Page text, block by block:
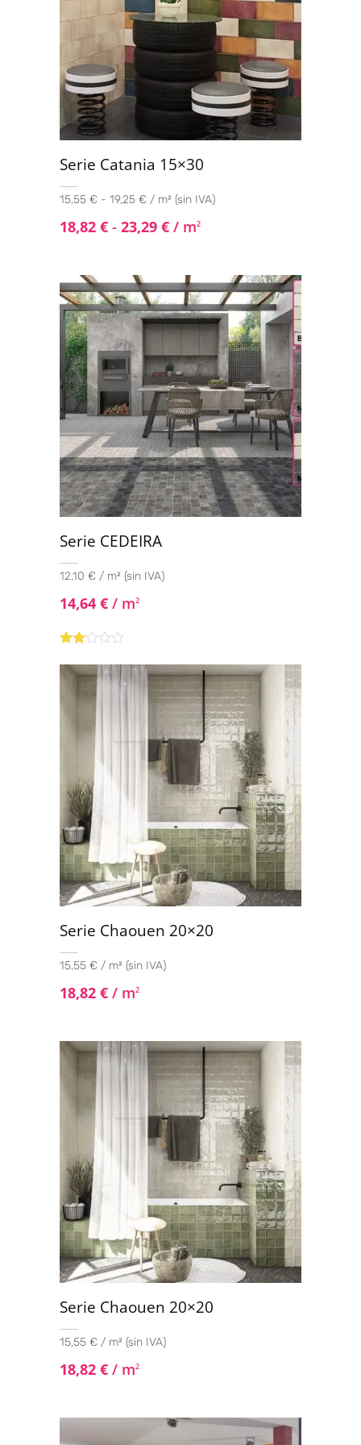
Serie Catania 15×30
15,55 € - 19,25 € / m² (sin IVA)
18,82 € - 23,29 € / m2
Serie CEDEIRA
12,10 € / m² (sin IVA)
14,64 € / m2
con
2.00
Serie Chaouen 20×20
15,55 € / m² (sin IVA)
18,82 € / m2
Serie Chaouen 20×20
15,55 € / m² (sin IVA)
18,82 € / m2